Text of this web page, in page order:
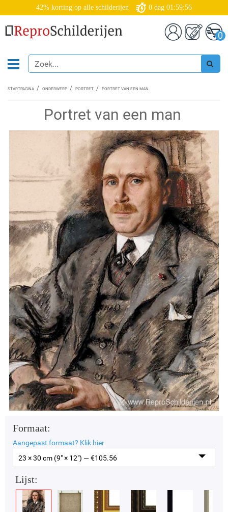
42% korting op alle schilderijen 0 dag 01:59:55
0
STARTPAGINA ONDERWERP PORTRET PORTRET VAN EEN MAN
Portret van een man
Formaat:
Aangepast formaat? Klik hier
23 × 30 cm (9" × 12") — €105.56
Lijst: